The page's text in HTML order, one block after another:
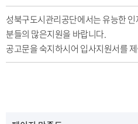
파
일
성북구도시관리공단에서는 유능한
분들의 많은지원을 바랍니다.
공고문을 숙지하시어 입사지원서를